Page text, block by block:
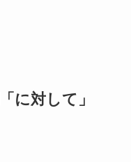
に対して」